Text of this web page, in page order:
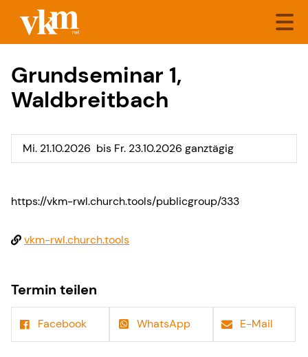
Grundseminar 1,
Waldbreitbach
Mi. 21.10.2026 bis Fr. 23.10.2026 ganztägig
https://vkm-rwl.church.tools/publicgroup/333
vkm-rwl.church.tools
Termin teilen
Facebook WhatsApp E-Mail